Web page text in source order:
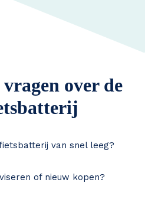
vragen over de
van snel leeg?
of nieuw kopen?